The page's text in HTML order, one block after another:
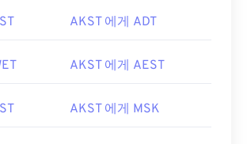
AKST 에게 ADT
AKST 에게 AEST
AKST 에게 MSK